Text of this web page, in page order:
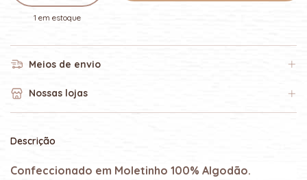
1 em estoque
Meios de envio
Nossas lojas
Descrição
Confeccionado em Moletinho 100% Algodão.